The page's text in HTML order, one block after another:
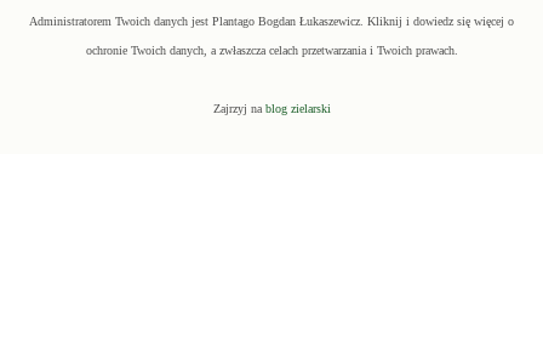
Administratorem Twoich danych jest Plantago Bogdan Łukaszewicz. Kliknij i dowiedz się więcej o
ochronie Twoich danych, a zwłaszcza celach przetwarzania i Twoich prawach.
Zajrzyj na blog zielarski